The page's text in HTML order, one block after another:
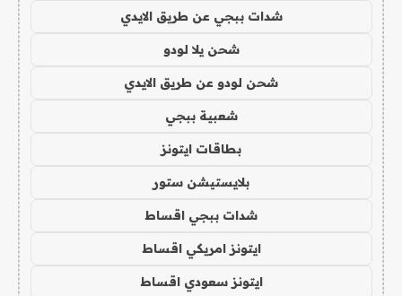
شدات ببجي عن طريق الايدي
شحن يلا لودو
شحن لودو عن طريق الايدي
شعبية ببجي
بطاقات ايتونز
بلايستيشن ستور
شدات ببجي اقساط
ايتونز امريكي اقساط
ايتونز سعودي اقساط